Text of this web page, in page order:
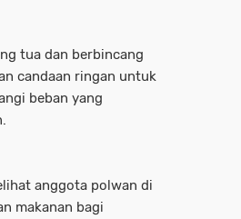
tua dan berbincang
candaan ringan untuk
beban yang
anggota polwan di
makanan bagi